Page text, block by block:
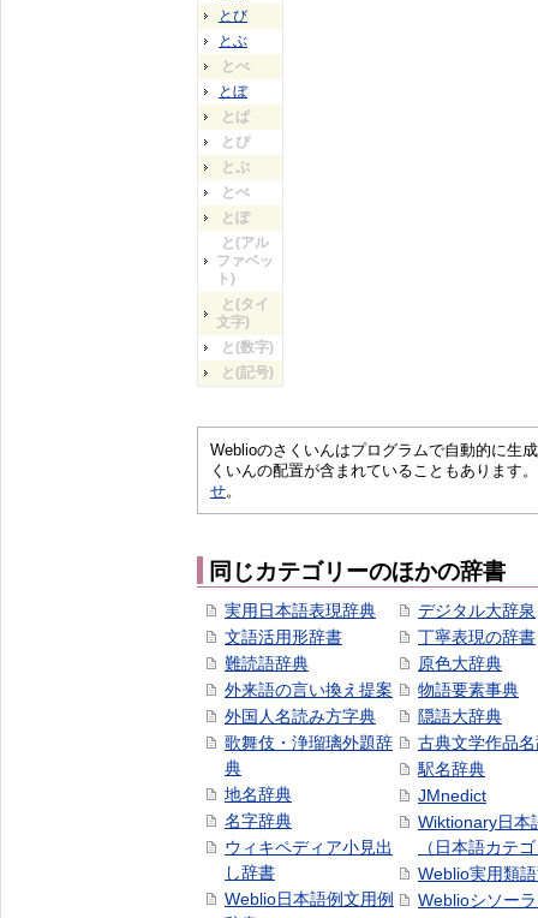
とび
とぶ
とべ
とぼ
とぱ
とぴ
とぷ
とぺ
とぽ
と(アル
ファベッ
ト)
と(タイ
文字)
と(数字)
と(記号)
Weblioのさくいんはプログラムで自動的に生
くいんの配置が含まれていることもあります
せ。
同じカテゴリーのほかの辞書
実用日本語表現辞典
文語活用形辞書
難読語辞典
外来語の言い換え提案
外国人名読み方字典
歌舞伎・浄瑠璃外題辞
典
地名辞典
名字辞典
ウィキペディア小見出
し辞書
Weblio日本語例文用例
デジタル大辞泉
丁寧表現の辞書
原色大辞典
物語要素事典
隠語大辞典
古典文学作品
駅名辞典
JMnedict
Wiktionary日本
（日本語カテ
Weblio実用類
Weblioシソー